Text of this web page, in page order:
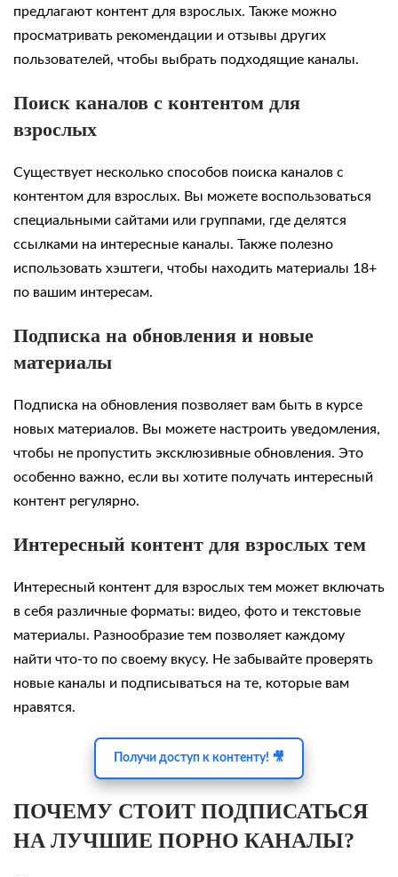
предлагают контент для взрослых. Также можно
просматривать рекомендации и отзывы других
пользователей, чтобы выбрать подходящие каналы.
Поиск каналов с контентом для
взрослых
Существует несколько способов поиска каналов с
контентом для взрослых. Вы можете воспользоваться
специальными сайтами или группами, где делятся
ссылками на интересные каналы. Также полезно
использовать хэштеги, чтобы находить материалы 18+
по вашим интересам.
Подписка на обновления и новые
материалы
Подписка на обновления позволяет вам быть в курсе
новых материалов. Вы можете настроить уведомления,
чтобы не пропустить эксклюзивные обновления. Это
особенно важно, если вы хотите получать интересный
контент регулярно.
Интересный контент для взрослых тем
Интересный контент для взрослых тем может включать
в себя различные форматы: видео, фото и текстовые
материалы. Разнообразие тем позволяет каждому
найти что-то по своему вкусу. Не забывайте проверять
новые каналы и подписываться на те, которые вам
нравятся.
Получи доступ к контенту! 🎥
ПОЧЕМУ СТОИТ ПОДПИСАТЬСЯ
НА ЛУЧШИЕ ПОРНО КАНАЛЫ?